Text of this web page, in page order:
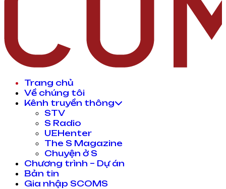
Trang chủ
Về chúng tôi
Kênh truyền thông
STV
S Radio
UEHenter
The S Magazine
Chuyện ở S
Chương trình – Dự án
Bản tin
Gia nhập SCOMS